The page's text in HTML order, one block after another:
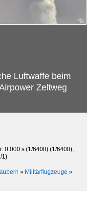
Luftwaffe beim
Zeltweg
0.000 s (1/6400) (1/6400),
1)
» Militärflugzeuge »